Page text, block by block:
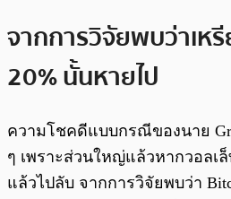
จากการวิจัยพบว่าเห
20% นั้นหายไป
ความโชคดีแบบกรณีของนาย
ๆ เพราะส่วนใหญ่แล้วหากวอลเ
แล้วไปลับ จากการวิจัยพบว่า